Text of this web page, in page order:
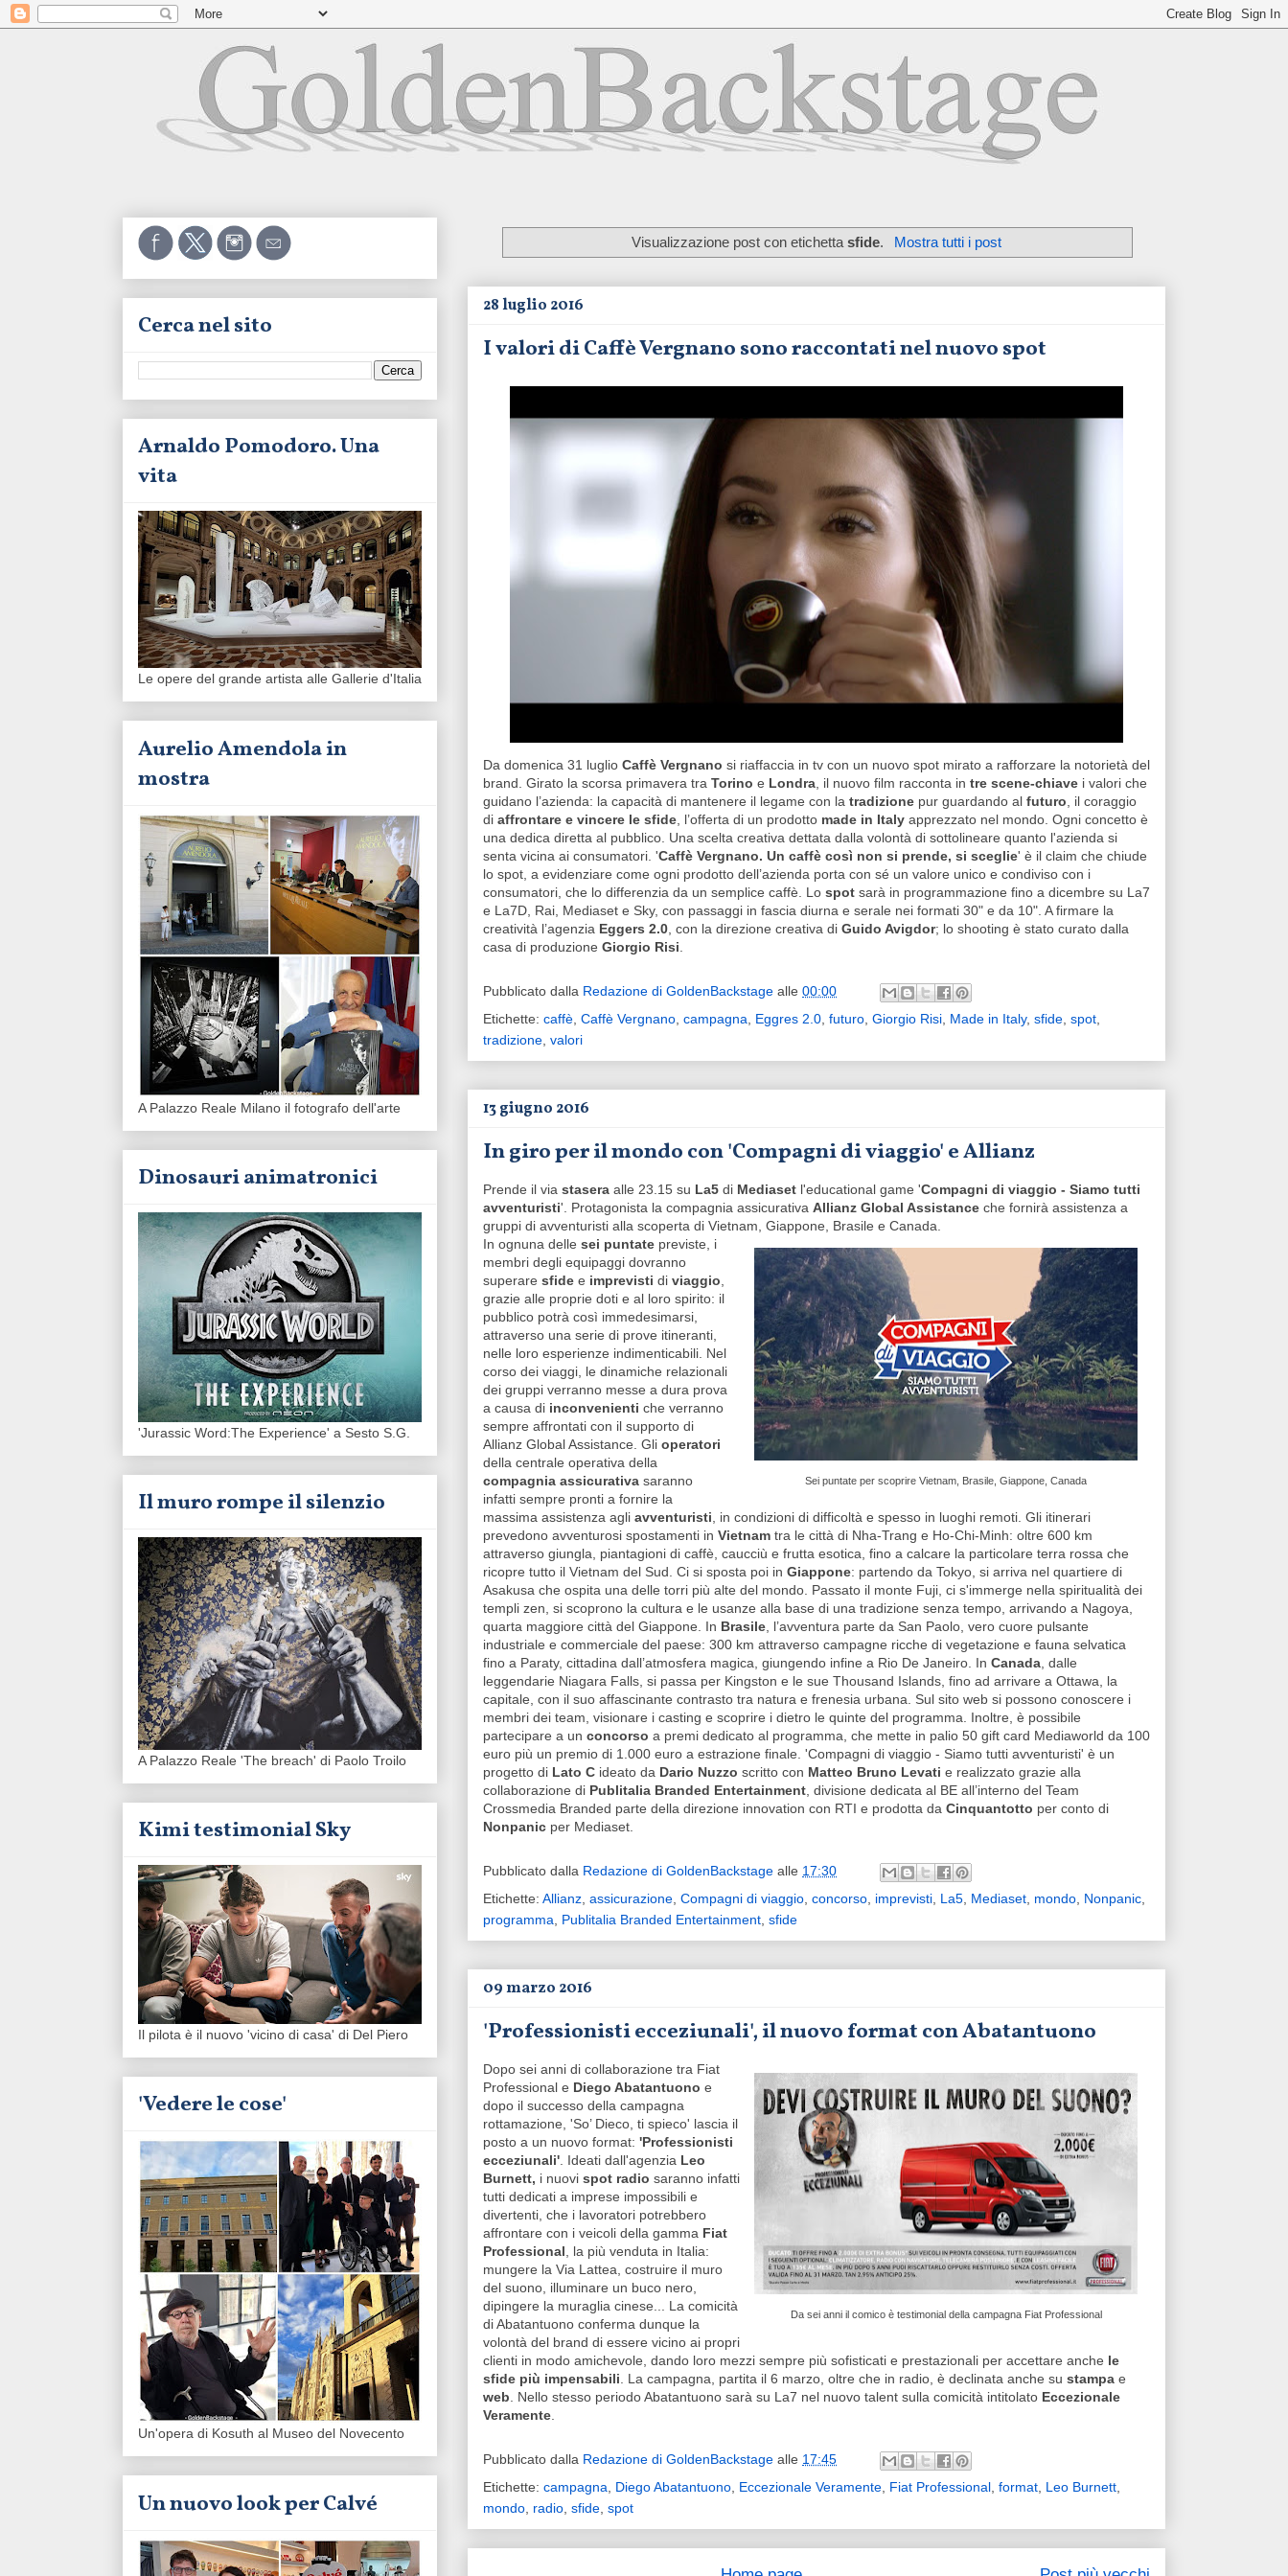
Visualizzazione post con etichettasfide. Mostra tutti i post
28 luglio 2016
I valori di Caffè Vergnano sono raccontati nel nuovo spot
Da domenica 31 luglio Caffè Vergnano si riaffaccia in tv con un nuovo spot mirato a rafforzare la notorietà del
brand. Girato la scorsa primavera tra Torino e Londra, il nuovo film racconta in tre scene-chiave i valori che
guidano l’azienda: la capacità di mantenere il legame con la tradizione pur guardando al futuro, il coraggio
di affrontare e vincere le sfide, l’offerta di un prodotto made in Italy apprezzato nel mondo. Ogni concetto è
una dedica diretta al pubblico. Una scelta creativa dettata dalla volontà di sottolineare quanto l'azienda si
senta vicina ai consumatori. 'Caffè Vergnano. Un caffè così non si prende, si sceglie' è il claim che chiude
lo spot, a evidenziare come ogni prodotto dell’azienda porta con sé un valore unico e condiviso con i
consumatori, che lo differenzia da un semplice caffè. Lo spot sarà in programmazione fino a dicembre su La7
e La7D, Rai, Mediaset e Sky, con passaggi in fascia diurna e serale nei formati 30" e da 10". A firmare la
creatività l’agenzia Eggers 2.0, con la direzione creativa di Guido Avigdor; lo shooting è stato curato dalla
casa di produzione Giorgio Risi.
Pubblicato dalla Redazione di GoldenBackstage alle 00:00
Etichette: caffè, Caffè Vergnano, campagna, Eggres 2.0, futuro, Giorgio Risi, Made in Italy, sfide, spot,
tradizione, valori
13 giugno 2016
In giro per il mondo con 'Compagni di viaggio' e Allianz
Prende il via stasera alle 23.15 su La5 di Mediaset l'educational game 'Compagni di viaggio - Siamo tutti
avventuristi'. Protagonista la compagnia assicurativa Allianz Global Assistance che fornirà assistenza a
gruppi di avventuristi alla scoperta di Vietnam, Giappone, Brasile e Canada.
Sei puntate per scoprire Vietnam, Brasile, Giappone, Canada
In ognuna delle sei puntate previste, i
membri degli equipaggi dovranno
superare sfide e imprevisti di viaggio,
grazie alle proprie doti e al loro spirito: il
pubblico potrà così immedesimarsi,
attraverso una serie di prove itineranti,
nelle loro esperienze indimenticabili. Nel
corso dei viaggi, le dinamiche relazionali
dei gruppi verranno messe a dura prova
a causa di inconvenienti che verranno
sempre affrontati con il supporto di
Allianz Global Assistance. Gli operatori
della centrale operativa della
compagnia assicurativa saranno
infatti sempre pronti a fornire la
massima assistenza agli avventuristi, in condizioni di difficoltà e spesso in luoghi remoti. Gli itinerari
prevedono avventurosi spostamenti in Vietnam tra le città di Nha-Trang e Ho-Chi-Minh: oltre 600 km
attraverso giungla, piantagioni di caffè, caucciù e frutta esotica, fino a calcare la particolare terra rossa che
ricopre tutto il Vietnam del Sud. Ci si sposta poi in Giappone: partendo da Tokyo, si arriva nel quartiere di
Asakusa che ospita una delle torri più alte del mondo. Passato il monte Fuji, ci s'immerge nella spiritualità dei
templi zen, si scoprono la cultura e le usanze alla base di una tradizione senza tempo, arrivando a Nagoya,
quarta maggiore città del Giappone. In Brasile, l’avventura parte da San Paolo, vero cuore pulsante
industriale e commerciale del paese: 300 km attraverso campagne ricche di vegetazione e fauna selvatica
fino a Paraty, cittadina dall’atmosfera magica, giungendo infine a Rio De Janeiro. In Canada, dalle
leggendarie Niagara Falls, si passa per Kingston e le sue Thousand Islands, fino ad arrivare a Ottawa, la
capitale, con il suo affascinante contrasto tra natura e frenesia urbana. Sul sito web si possono conoscere i
membri dei team, visionare i casting e scoprire i dietro le quinte del programma. Inoltre, è possibile
partecipare a un concorso a premi dedicato al programma, che mette in palio 50 gift card Mediaworld da 100
euro più un premio di 1.000 euro a estrazione finale. 'Compagni di viaggio - Siamo tutti avventuristi' è un
progetto di Lato C ideato da Dario Nuzzo scritto con Matteo Bruno Levati e realizzato grazie alla
collaborazione di Publitalia Branded Entertainment, divisione dedicata al BE all’interno del Team
Crossmedia Branded parte della direzione innovation con RTI e prodotta da Cinquantotto per conto di
Nonpanic per Mediaset.
Pubblicato dalla Redazione di GoldenBackstage alle 17:30
Etichette: Allianz, assicurazione, Compagni di viaggio, concorso, imprevisti, La5, Mediaset, mondo, Nonpanic,
programma, Publitalia Branded Entertainment, sfide
09 marzo 2016
'Professionisti ecceziunali', il nuovo format con Abatantuono
Da sei anni il comico è testimonial della campagna Fiat Professional
Dopo sei anni di collaborazione tra Fiat
Professional e Diego Abatantuono e
dopo il successo della campagna
rottamazione, 'So’ Dieco, ti spieco' lascia il
posto a un nuovo format: 'Professionisti
ecceziunali'. Ideati dall'agenzia Leo
Burnett, i nuovi spot radio saranno infatti
tutti dedicati a imprese impossibili e
divertenti, che i lavoratori potrebbero
affrontare con i veicoli della gamma Fiat
Professional, la più venduta in Italia:
mungere la Via Lattea, costruire il muro
del suono, illuminare un buco nero,
dipingere la muraglia cinese... La comicità
di Abatantuono conferma dunque la
volontà del brand di essere vicino ai propri
clienti in modo amichevole, dando loro mezzi sempre più sofisticati e prestazionali per accettare anche le
sfide più impensabili. La campagna, partita il 6 marzo, oltre che in radio, è declinata anche su stampa e
web. Nello stesso periodo Abatantuono sarà su La7 nel nuovo talent sulla comicità intitolato Eccezionale
Veramente.
Pubblicato dalla Redazione di GoldenBackstage alle 17:45
Etichette: campagna, Diego Abatantuono, Eccezionale Veramente, Fiat Professional, format, Leo Burnett,
mondo, radio, sfide, spot
Cerca nel sito
Arnaldo Pomodoro. Una
vita
Le opere del grande artista alle Gallerie d'Italia
Aurelio Amendola in
mostra
A Palazzo Reale Milano il fotografo dell'arte
Dinosauri animatronici
'Jurassic Word:The Experience' a Sesto S.G.
Il muro rompe il silenzio
A Palazzo Reale 'The breach' di Paolo Troilo
Kimi testimonial Sky
Il pilota è il nuovo 'vicino di casa' di Del Piero
'Vedere le cose'
Un'opera di Kosuth al Museo del Novecento
Un nuovo look per Calvé